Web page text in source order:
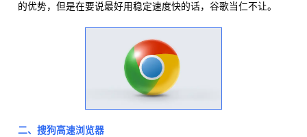
的优势，但是在要说最好用稳定速度快的话，谷歌当仁不让。
二、搜狗高速浏览器